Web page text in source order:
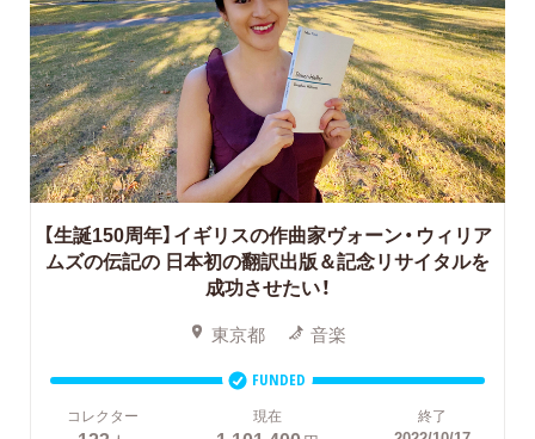
【生誕150周年】イギリスの作曲家ヴォーン・ウィリア
ムズの伝記の 日本初の翻訳出版＆記念リサイタルを
成功させたい！
東京都 音楽
FUNDED
コレクター
現在 終了